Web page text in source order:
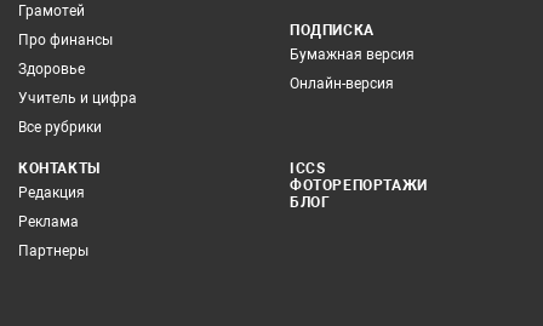
Грамотей
Про финансы
Здоровье
Учитель и цифра
Все рубрики
ПОДПИСКА
Бумажная версия
Онлайн-версия
КОНТАКТЫ
Редакция
Реклама
Партнеры
ICCS
ФОТОРЕПОРТАЖИ
БЛОГ